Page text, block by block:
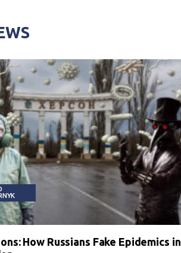
How Russians Fake Epidemics in